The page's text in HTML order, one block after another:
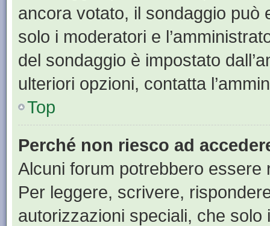
ancora votato, il sondaggio può
solo i moderatori e
del sondaggio è impostato
ulteriori opzioni, contatta
Top
Perché non riesco ad
Alcuni forum potrebbero
Per leggere, scrivere,
autorizzazioni speciali, che solo